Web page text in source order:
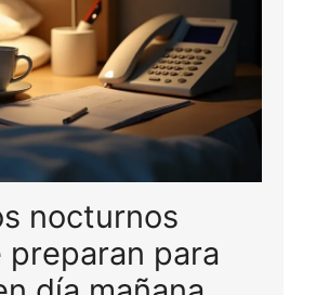
nocturnos
preparan para